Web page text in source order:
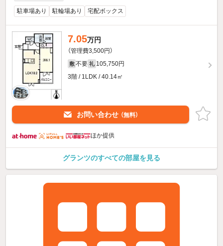
駐車場あり 駐輪場あり 宅配ボックス
7.05万円
（管理費3,500円）
敷 不要 礼 105,750円
3階 / 1LDK / 40.14㎡
お問い合わせ （無料）
ほか提供
グランツのすべての部屋を見る